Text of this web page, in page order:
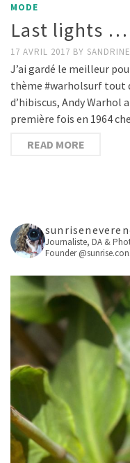
MODE
Last lights
17 AVRIL 2017 BY SANDRINE
J’ai gardé le meilleur
thème #warholsurf tout
d’hibiscus, Andy Warhol
première fois en 1964
READ MORE
Journaliste, DA &
Founder